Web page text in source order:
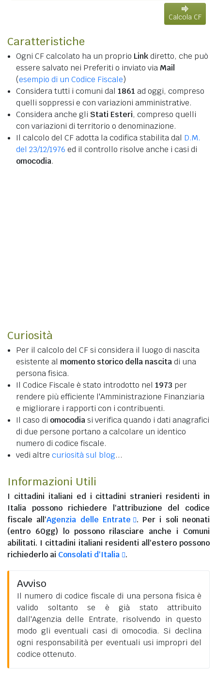
Calcola CF
Caratteristiche
Ogni CF calcolato ha un proprio Linkdiretto, che può
essere salvato nei Preferiti o inviato via Mail
(esempio di un Codice Fiscale)
Considera tutti i comuni dal 1861 ad oggi, compreso
quelli soppressi e con variazioni amministrative.
Considera anche gli Stati Esteri, compreso quelli
con variazioni di territorio o denominazione.
Il calcolo del CF adotta la codifica stabilita dal D.M.
del 23/12/1976 ed il controllo risolve anche i casi di
omocodia.
Curiosità
Per il calcolo del CF si considera il luogo di nascita
esistente al momento storico della nascitadi una
persona fisica.
Il Codice Fiscale è stato introdotto nel 1973 per
rendere più efficiente l'Amministrazione Finanziaria
e migliorare i rapporti con i contribuenti.
Il caso di omocodiasi verifica quando i dati anagrafici
di due persone portano a calcolare un identico
numero di codice fiscale.
vedi altre curiosità sul blog...
Informazioni Utili
I cittadini italiani ed i cittadini stranieri residenti in
Italia possono richiedere l'attribuzione del codice
fiscale all'Agenzia delle Entrate
. Per i soli neonati
(entro 60gg) lo possono rilasciare anche i Comuni
abilitati. I cittadini italiani residenti all'esteropossono
richiederlo ai Consolati d'Italia .
Avviso
Il numero di codice fiscale di una persona fisica è
valido soltanto se è già stato attribuito
dall'Agenzia delle Entrate, risolvendo in questo
modo gli eventuali casi di omocodia. Si declina
ogni responsabilità per eventuali usi impropri del
codice ottenuto.